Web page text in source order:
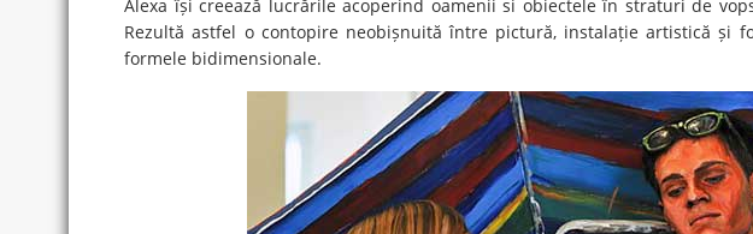
Alexa își creează lucrările acoperind oamenii si obiectele în straturi de
Rezultă astfel o contopire neobișnuită între pictură, instalație artistică și
formele bidimensionale.